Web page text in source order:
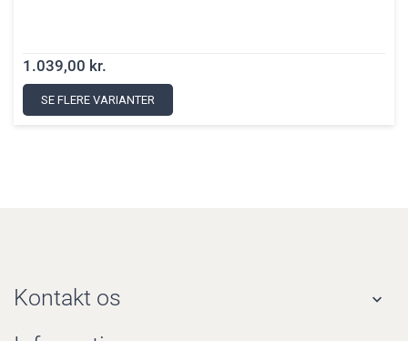
1.039,00 kr.
SE FLERE VARIANTER
Kontakt os 